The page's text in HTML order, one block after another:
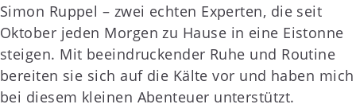
Simon Ruppel – zwei echten Experten, die seit
Oktober jeden Morgen zu Hause in eine Eistonne
steigen. Mit beeindruckender Ruhe und Routine
bereiten sie sich auf die Kälte vor und haben mich
bei diesem kleinen Abenteuer unterstützt.